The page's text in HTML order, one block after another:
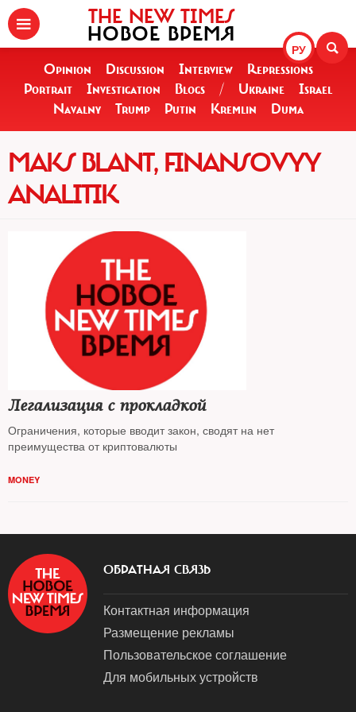
РУ
THE NEW TIMES
НОВОЕ ВРЕМЯ
Opinion Discussion Interview
Repressions
Portrait
Investigation Blogs / Ukraine
Israel
Navalny
Trump Putin Kremlin Duma
MAKS BLANT, FINANSOVYY
ANALITIK
Легализация с прокладкой
Ограничения, которые вводит закон, сводят на нет
преимущества от криптовалюты
MONEY
ОБРАТНАЯ СВЯЗЬ
Контактная информация
Размещение рекламы
Пользовательское соглашение
Для мобильных устройств